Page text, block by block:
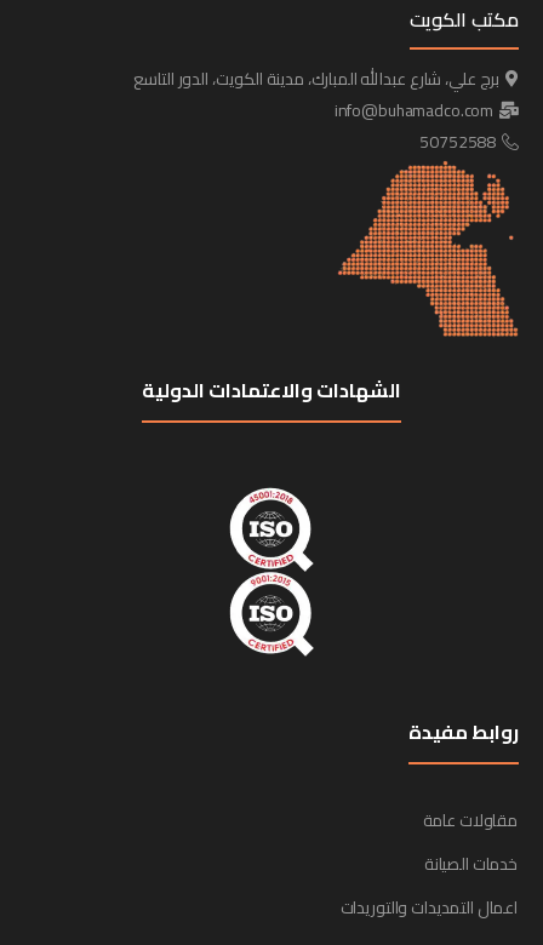
مكتب الكويت
برج علي، شارع عبدالله المبارك، مدينة الكويت، الدور التاسع
info@buhamadco.com
50752588
الشهادات والاعتمادات الدولية
روابط مفيدة
مقاولات عامة
خدمات الصيانة
اعمال التمديدات والتوريدات